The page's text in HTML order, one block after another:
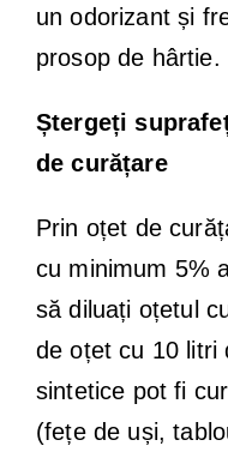
un odorizant și
prosop de hârtie.
Ștergeți
de curățare
Prin oțet de
cu minimum 5%
să diluați oțetul
de oțet cu 10 litri
sintetice pot fi
(fețe de uși,